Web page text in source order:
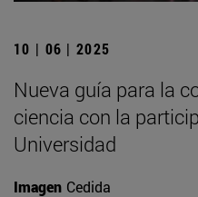
10 | 06 | 2025
Nueva guía para la
ciencia con la
Universidad
Imagen Cedida